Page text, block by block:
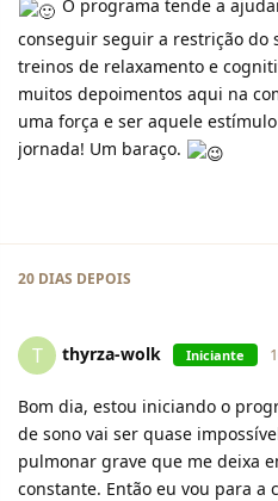
O programa tende a
conseguir seguir a restrição do
treinos de relaxamento e
muitos depoimentos aqui na
uma força e ser aquele
jornada! Um baraço.
20 DIAS DEPOIS
T thyrza-wolk Iniciante
Bom dia, estou iniciando o
de sono vai ser quase
pulmonar grave que me deixa
constante. Então eu vou para a